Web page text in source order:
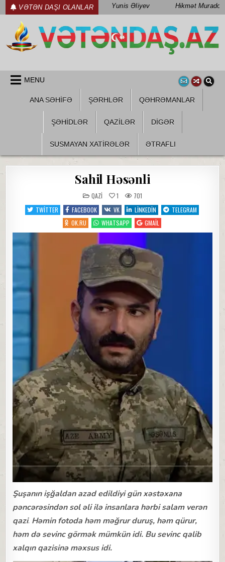
Skip
to
content
VƏTƏN DAŞI OLANLAR Yunis Əliyev Hikmət Muradov
MENU
ANA SƏHİFƏ ŞƏRHLƏR QƏHRƏMANLAR
ŞƏHIDLƏR QAZILƏR DIGƏR
SUSMAYAN XATİRƏLƏR ƏTRAFLI
Sahil Həsənli
POSTED
IN
QAZI 1
701
TWITTER
FACEBOOK VK LINKEDIN
TELEGRAM
OK.RU
WHATSAPP GMAIL
Şuşanın işğaldan azad edildiyi gün xəstəxana
pəncərəsindən sol əli ilə insanlara hərbi salam verən
qazi. Həmin fotoda həm məğrur duruş, həm qürur,
həm də sevinc görmək mümkün idi. Bu sevinc qalib
xalqın qazisinə məxsus idi.